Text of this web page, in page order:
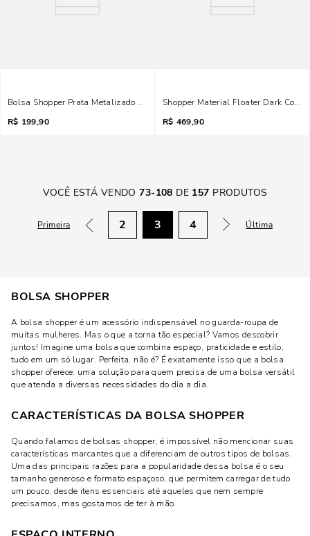
Bolsa Shopper Prata Metalizado Crinkle
R$ 199,90
Shopper Material Floater Dark Cocoa
R$ 469,90
VOCÊ ESTÁ VENDO 73-108 DE 157 PRODUTOS
Primeira 2 3 4 Última
BOLSA SHOPPER
A bolsa shopper é um acessório indispensável no guarda-roupa de
muitas mulheres. Mas o que a torna tão especial? Vamos descobrir
juntos! Imagine uma bolsa que combina espaço, praticidade e estilo,
tudo em um só lugar. Perfeita, não é? É exatamente isso que a bolsa
shopper oferece: uma solução para quem precisa de uma bolsa versátil
que atenda a diversas necessidades do dia a dia.
CARACTERÍSTICAS DA BOLSA SHOPPER
Quando falamos de bolsas shopper, é impossível não mencionar suas
características marcantes que a diferenciam de outros tipos de bolsas.
Uma das principais razões para a popularidade dessa bolsa é o seu
tamanho generoso e formato espaçoso, que permitem carregar de tudo
um pouco, desde itens essenciais até aqueles que nem sempre
precisamos, mas gostamos de ter à mão.